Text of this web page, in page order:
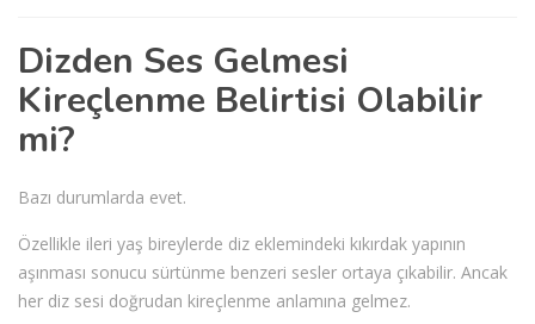
Dizden Ses Gelmesi
Kireçlenme Belirtisi Olabilir
mi?
Bazı durumlarda evet.
Özellikle ileri yaş bireylerde diz eklemindeki kıkırdak yapının
aşınması sonucu sürtünme benzeri sesler ortaya çıkabilir. Ancak
her diz sesi doğrudan kireçlenme anlamına gelmez.